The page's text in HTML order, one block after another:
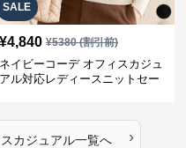
SALE
¥4,840 ¥5380(割引前)
ネイビーコーデ オフィスカジュ
アル対応レディースニットセー
カジュアル一覧へ ›